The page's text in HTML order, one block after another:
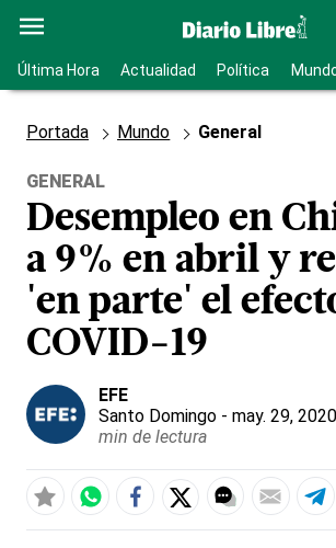
Última Hora Actualidad Política
Portada Mundo General
GENERAL
Desempleo en
a 9% en abril y
'en parte' el
COVID-19
EFE
Santo Domingo - may. 29,
min de lectura